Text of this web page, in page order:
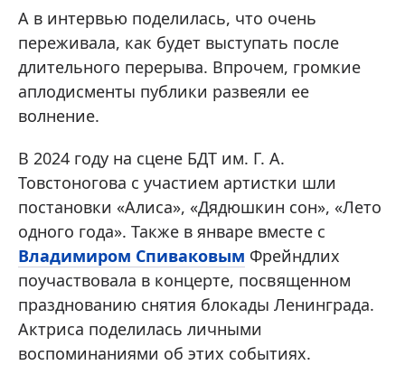
А в интервью поделилась, что очень
переживала, как будет выступать после
длительного перерыва. Впрочем, громкие
аплодисменты публики развеяли ее
волнение.
В 2024 году на сцене БДТ им. Г. А.
Товстоногова с участием артистки шли
постановки «Алиса», «Дядюшкин сон», «Лето
одного года». Также в январе вместе с
Владимиром Спиваковым Фрейндлих
поучаствовала в концерте, посвященном
празднованию снятия блокады Ленинграда.
Актриса поделилась личными
воспоминаниями об этих событиях.